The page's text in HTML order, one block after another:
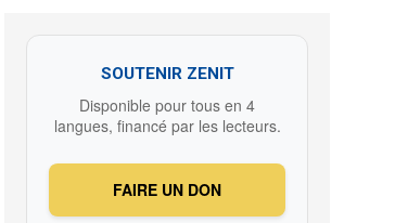
SOUTENIR ZENIT
Disponible pour tous en 4
langues, financé par les lecteurs.
FAIRE UN DON